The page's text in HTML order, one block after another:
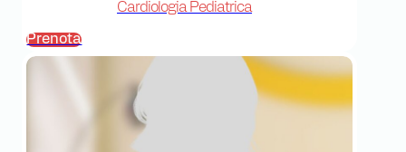
Cardiologia Pediatrica
Prenota